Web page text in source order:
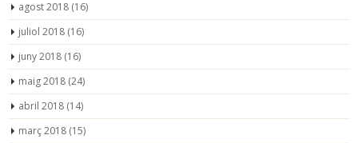
agost 2018 (16)
juliol 2018 (16)
juny 2018 (16)
maig 2018 (24)
abril 2018 (14)
març 2018 (15)